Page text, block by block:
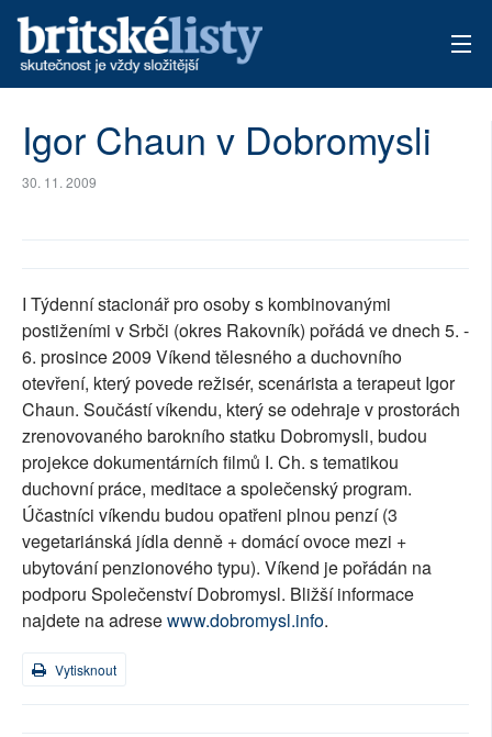
ARCHIV
PŘÍSPĚVKY NA PROVOZ
Igor Chaun v Dobromysli
30. 11. 2009
I Týdenní stacionář pro osoby s kombinovanými
postiženími v Srbči (okres Rakovník) pořádá ve dnech 5. -
6. prosince 2009 Víkend tělesného a duchovního
otevření, který povede režisér, scenárista a terapeut Igor
Chaun. Součástí víkendu, který se odehraje v prostorách
zrenovovaného barokního statku Dobromysli, budou
projekce dokumentárních filmů I. Ch. s tematikou
duchovní práce, meditace a společenský program.
Účastníci víkendu budou opatřeni plnou penzí (3
vegetariánská jídla denně + domácí ovoce mezi +
ubytování penzionového typu). Víkend je pořádán na
podporu Společenství Dobromysl. Bližší informace
najdete na adresewww.dobromysl.info.
Vytisknout